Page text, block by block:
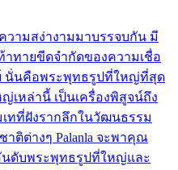
ามสง่างามมาบรรจบกัน มี
าทายขีดจำกัดของความเชื่อ
นั่นคือพระพุทธรูปที่ใหญ่ที่สุด
เหล่านี้ เป็นเครื่องพิสูจน์ถึง
ทที่ฝังรากลึกในวัฒนธรรม
ติต่างๆ Palanla จะพาคุณ
นดับพระพุทธรูปที่ใหญ่และ